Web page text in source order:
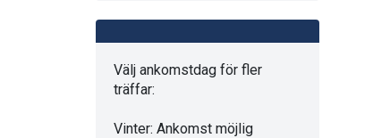
Välj ankomstdag för fler
träffar:
Vinter: Ankomst möjlig